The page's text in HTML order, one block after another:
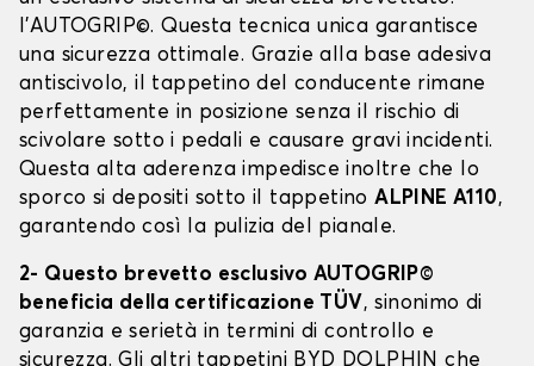
l’AUTOGRIP©. Questa tecnica unica garantisce
una sicurezza ottimale. Grazie alla base adesiva
antiscivolo, il tappetino del conducente rimane
perfettamente in posizione senza il rischio di
scivolare sotto i pedali e causare gravi incidenti.
Questa alta aderenza impedisce inoltre che lo
sporco si depositi sotto il tappetinoALPINE A110,
garantendo così la pulizia del pianale.
2- Questo brevetto esclusivo AUTOGRIP©
beneficia della certificazione TÜV, sinonimo di
garanzia e serietà in termini di controllo e
sicurezza. Gli altri tappetini BYD DOLPHIN che